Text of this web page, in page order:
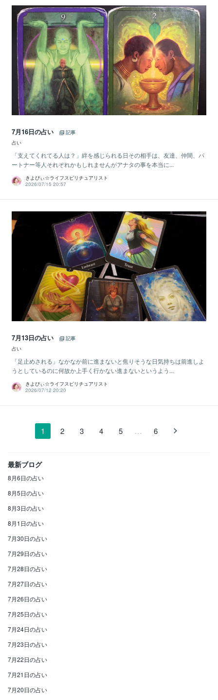
7月16日の占い
記事
占い
「支えてくれてる人は？」絆を感じられる日その相手は、友達、仲間、パ
ートナー等人それぞれかもしれませんがアナタの事を本当に...
きよぴぃ☆ライフスピリチュアリスト
2026/07/15 20:57
7月13日の占い
記事
占い
「足止めされる」なかなか前に進まないと焦りそうな日気持ちは前進しよ
うとしているのに何故か上手く行かない進まないというよう...
きよぴぃ☆ライフスピリチュアリスト
2026/07/12 20:20
1 2 3 4 5 … 6
最新ブログ
8月6日の占い
8月5日の占い
8月3日の占い
8月1日の占い
7月30日の占い
7月29日の占い
7月28日の占い
7月27日の占い
7月26日の占い
7月25日の占い
7月24日の占い
7月23日の占い
7月22日の占い
7月21日の占い
7月20日の占い